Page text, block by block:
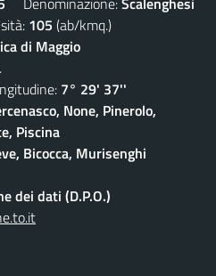
105 (ab/kmq.)
di Maggio
7° 29' 37''
None, Pinerolo,
Piscina
Bicocca, Murisenghi
dei dati (D.P.O.)